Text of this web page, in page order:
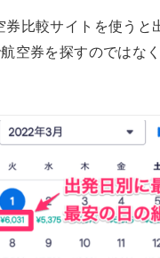
比較サイトを使うと
空券を探すのではな